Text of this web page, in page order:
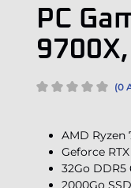
PC
(0
AMD Ryzen
Geforce
32Go DDR5
2000Go